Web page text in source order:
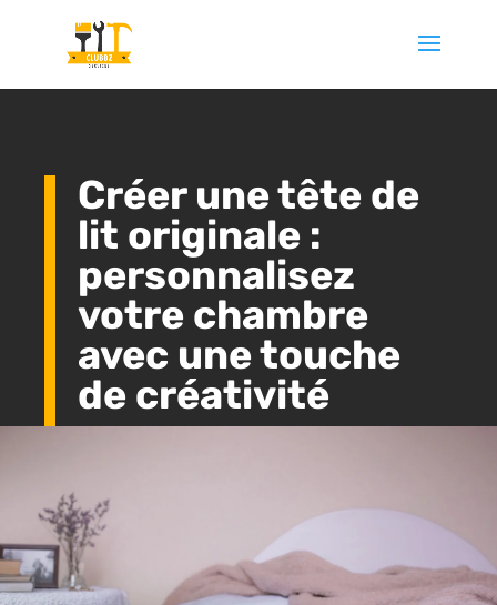
Créer une tête de
lit originale :
personnalisez
votre chambre
avec une touche
de créativité